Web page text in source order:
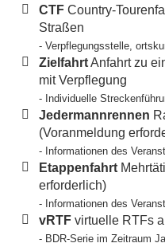
CTF Country-
Straßen
- Verpflegungsstelle,
ZielfahrtAnfahrt zu
mit Verpflegung
- Individuelle
Jedermannrennen
(Voranmeldung
- Informationen des
Etappenfahrt
erforderlich)
- Informationen des
vRTF virtuelle RTFs
- BDR-Serie im Zeitraum